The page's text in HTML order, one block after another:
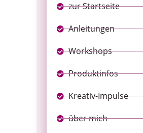
zur Startseite
Anleitungen
Workshops
Produktinfos
Kreativ-Impulse
über mich